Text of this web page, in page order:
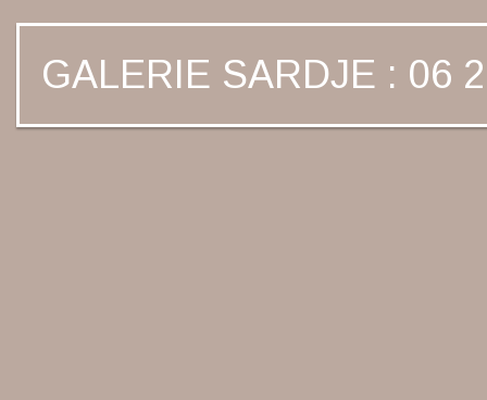
GALERIE SARDJE : 06